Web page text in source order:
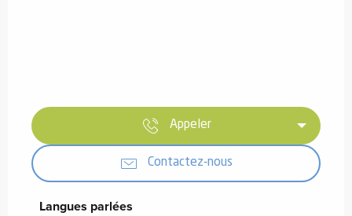
Appeler
Contactez-nous
Langues parlées
Langues parlées